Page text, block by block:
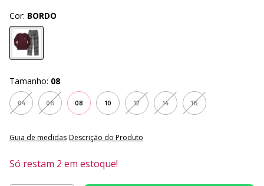
Cor: BORDO
Tamanho: 08
04 06 08 10 12 14 16
Guia de medidas Descrição do Produto
Só restam 2 em estoque!